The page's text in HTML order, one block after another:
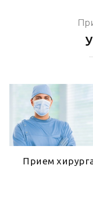
Прием